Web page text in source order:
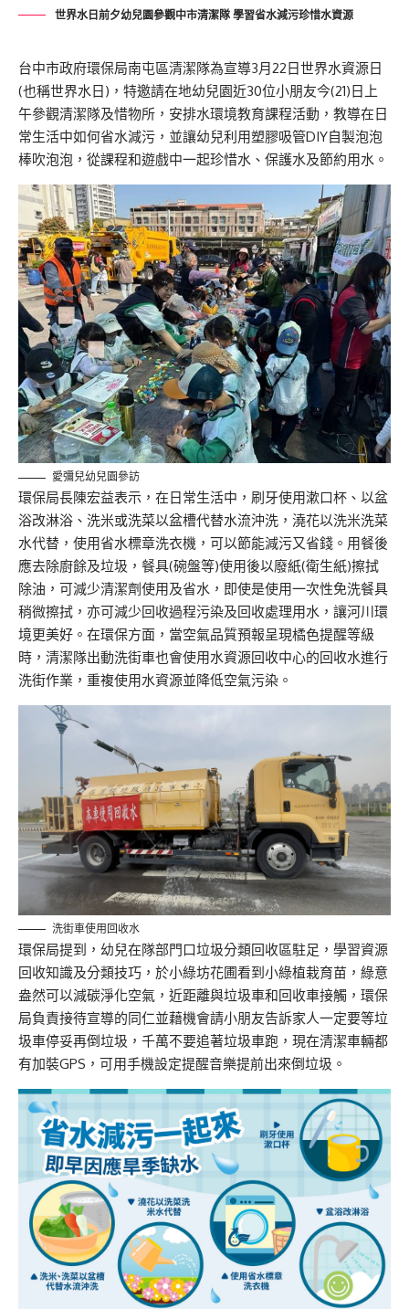
世界水日前夕幼兒園參觀中市清潔隊 學習省水減污珍惜水資源
台中市政府環保局南屯區清潔隊為宣導3月22日世界水資源日
(也稱世界水日)，特邀請在地幼兒園近30位小朋友今(21)日上
午參觀清潔隊及惜物所，安排水環境教育課程活動，教導在日
常生活中如何省水減污，並讓幼兒利用塑膠吸管DIY自製泡泡
棒吹泡泡，從課程和遊戲中一起珍惜水、保護水及節約用水。
愛彌兒幼兒園參訪
環保局長陳宏益表示，在日常生活中，刷牙使用漱口杯、以盆
浴改淋浴、洗米或洗菜以盆槽代替水流沖洗，澆花以洗米洗菜
水代替，使用省水標章洗衣機，可以節能減污又省錢。用餐後
應去除廚餘及垃圾，餐具(碗盤等)使用後以廢紙(衛生紙)擦拭
除油，可減少清潔劑使用及省水，即使是使用一次性免洗餐具
稍微擦拭，亦可減少回收過程污染及回收處理用水，讓河川環
境更美好。在環保方面，當空氣品質預報呈現橘色提醒等級
時，清潔隊出動洗街車也會使用水資源回收中心的回收水進行
洗街作業，重複使用水資源並降低空氣污染。
洗街車使用回收水
環保局提到，幼兒在隊部門口垃圾分類回收區駐足，學習資源
回收知識及分類技巧，於小綠坊花圃看到小綠植栽育苗，綠意
盎然可以減碳淨化空氣，近距離與垃圾車和回收車接觸，環保
局負責接待宣導的同仁並藉機會請小朋友告訴家人一定要等垃
圾車停妥再倒垃圾，千萬不要追著垃圾車跑，現在清潔車輛都
有加裝GPS，可用手機設定提醒音樂提前出來倒垃圾。